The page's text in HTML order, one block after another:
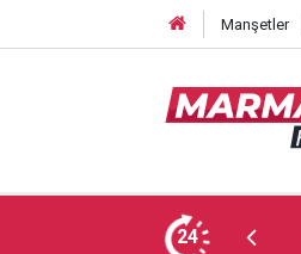
Manşetler
24
son yolculuğuna uğurlandı